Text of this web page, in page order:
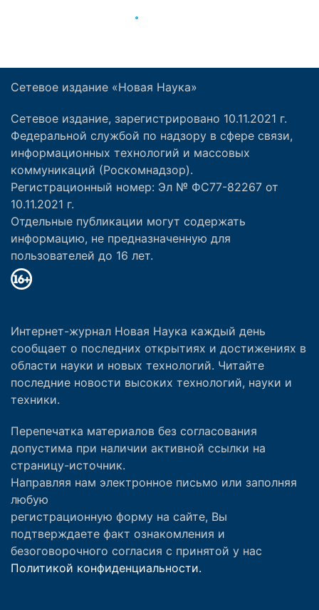
Сетевое издание «Новая Наука»
Сетевое издание, зарегистрировано 10.11.2021 г.
Федеральной службой по надзору в сфере связи,
информационных технологий и массовых
коммуникаций (Роскомнадзор).
Регистрационный номер: Эл № ФС77-82267 от
10.11.2021 г.
Отдельные публикации могут содержать
информацию, не предназначенную для
пользователей до 16 лет.
Интернет-журнал Новая Наука каждый день
сообщает о последних открытиях и достижениях в
области науки и новых технологий. Читайте
последние новости высоких технологий, науки и
техники.
Перепечатка материалов без согласования
допустима при наличии активной ссылки на
страницу-источник.
Направляя нам электронное письмо или заполняя
любую
регистрационную форму на сайте, Вы
подтверждаете факт ознакомления и
безоговорочного согласия с принятой у нас
Политикой конфиденциальности.